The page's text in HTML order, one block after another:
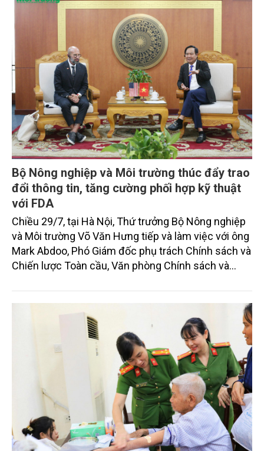
tại thôn Đội 2, xã Bản Liền, với sự đồng hành tài trợ
của Công ty Cổ phần Him Lam.
Bộ Nông nghiệp và Môi trường thúc đẩy trao
đổi thông tin, tăng cường phối hợp kỹ thuật
với FDA
Chiều 29/7, tại Hà Nội, Thứ trưởng Bộ Nông nghiệp
và Môi trường Võ Văn Hưng tiếp và làm việc với ông
Mark Abdoo, Phó Giám đốc phụ trách Chính sách và
Chiến lược Toàn cầu, Văn phòng Chính sách và
và Dược phẩm Hoa Kỳ (FDA).